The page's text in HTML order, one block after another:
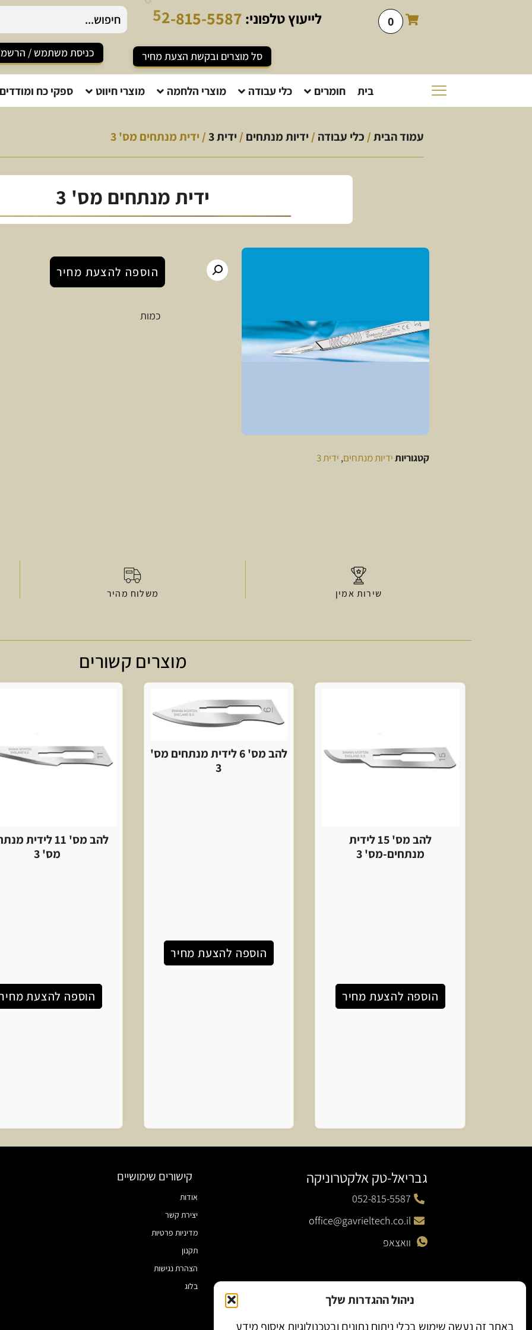
ניהול ההגדרות שלך
באתר זה נעשה שימוש בכלי ניתוח נתונים ובטכנולוגיות איסוף מידע
0 לייעוץטלפוני:
סל מוצרים ובקשת הצעת מחיר כניסת משתמש /
בית חומרים כלי עבודה מוצרי הלחמה מוצרי חיווט ספקי כח
עמוד הבית/ כלי עבודה / ידיות מנתחים / ידית 3 / ידית מנתחים מס' 3
ידית מנתחים מס' 3
קטגוריותידיות מנתחים, ידית 3
הוספה להצעת מחיר
כמות
שירות אמין משלוח מהיר
מוצרים קשורים
להב מס' 15 לידית
מנתחים-מס' 3
הוספה להצעת מחיר
להב מס' 6 לידית מנתחים מס'
3
הוספה להצעת מחיר
להב מס' 11 לידית
מס' 3
הוספה להצעת
גבריאל-טק אלקטרוניקה
052-815-5587
office@gavrieltech.co.il
וואצאפ
קישורים שימושיים
אודות
יצירת קשר
מדיניות פרטיות
תקנון
הצהרת נגישות
בלוג